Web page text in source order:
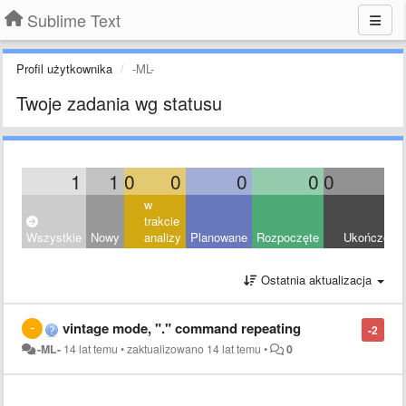
Sublime Text
Profil użytkownika -ML-
Twoje zadania wg statusu
1 1 0 0 0 0 0
Wszystkie Nowy
w
trakcie
analizy
Planowane Rozpoczęte Ukończony
Ostatnia aktualizacja
-2
vintage mode, "." command repeating
-ML- 14 lat temu •zaktualizowano 14 lat temu • 0